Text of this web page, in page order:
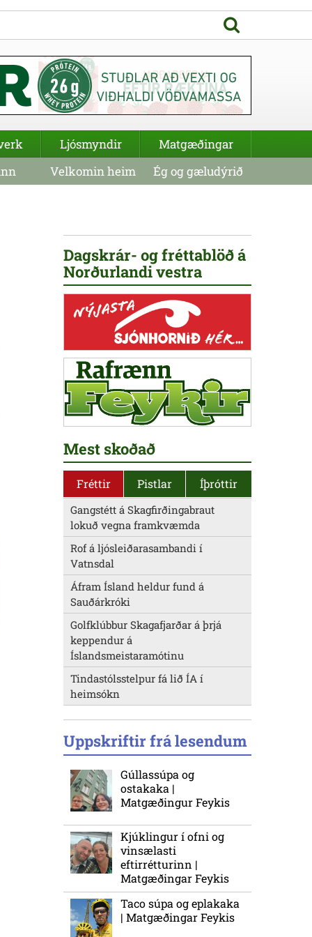
Dagskrár- og fréttablöð á
Norðurlandi vestra
Mest skoðað
Fréttir Pistlar Íþróttir
Gangstétt á Skagfirðingabraut
lokuð vegna framkvæmda
Rof á ljósleiðarasambandi í
Vatnsdal
Áfram Ísland heldur fund á
Sauðárkróki
Golfklúbbur Skagafjarðar á þrjá
keppendur á
Íslandsmeistaramótinu
Tindastólsstelpur fá lið ÍA í
heimsókn
Uppskriftir frá lesendum
Gúllassúpa og
ostakaka |
Matgæðingur Feykis
Kjúklingur í ofni og
vinsælasti
eftirrétturinn |
Matgæðingar Feykis
Taco súpa og eplakaka
| Matgæðingar Feykis
Ljósmyndir
Matgæðingar
Velkomin heim Ég og gæludýrið